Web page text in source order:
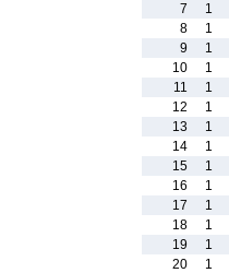
7
1
8
1
9
1
10
1
11
1
12
1
13
1
14
1
15
1
16
1
17
1
18
1
19
1
20
1